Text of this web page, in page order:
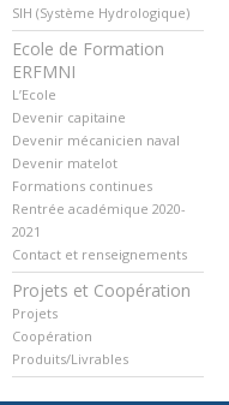
SIH (Système Hydrologique)
Ecole de Formation
ERFMNI
L’Ecole
Devenir capitaine
Devenir mécanicien naval
Devenir matelot
Formations continues
Rentrée académique 2020-
2021
Contact et renseignements
Projets et Coopération
Projets
Coopération
Produits/Livrables